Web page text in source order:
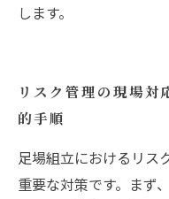
します。
リスク管理の現場対
的手順
足場組立におけるリス
重要な対策です。まず